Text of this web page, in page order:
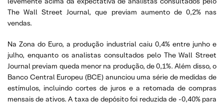
The Wall Street Journal, que previam aumento de 0,2% nas
vendas.
Na Zona do Euro, a produção industrial caiu 0,4% entre junho e
julho, enquanto os analistas consultados pelo The Wall Street
Journal previam queda menor na produção, de 0,1%. Além disso, o
Banco Central Europeu (BCE) anunciou uma série de medidas de
estímulos, incluindo cortes de juros e a retomada de compras
mensais de ativos. A taxa de depósito foi reduzida de -0,40% para